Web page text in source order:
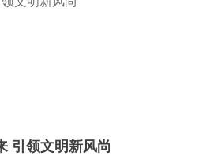
引领文明新风尚